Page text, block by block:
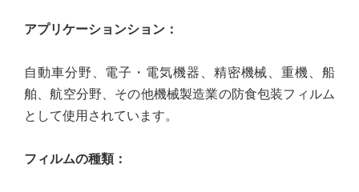
アプリケーションション ：
自動車分野、電子・電気機器、精密機械、重機、船
舶、航空分野、その他機械製造業の防食包装フィルム
として使用されています。
フィルムの種類：